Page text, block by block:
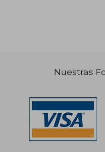
50%
dcto.
$
Nuestras